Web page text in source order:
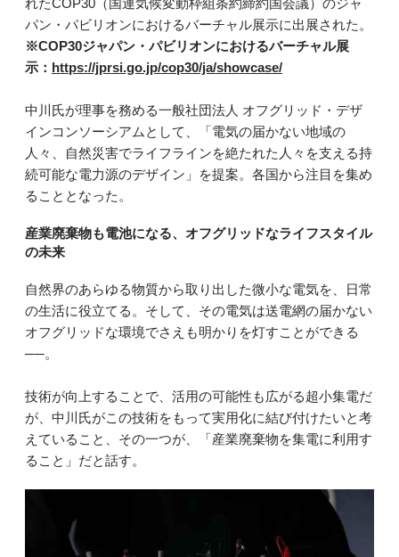
パン・パビリオンにおけるバーチャル展示に出展された。
※COP30ジャパン・パビリオンにおけるバーチャル展
示： https://jprsi.go.jp/cop30/ja/showcase/
中川氏が理事を務める一般社団法人 オフグリッド・デザ
インコンソーシアムとして、「電気の届かない地域の
人々、自然災害でライフラインを絶たれた人々を支える持
続可能な電力源のデザイン」を提案。各国から注目を集め
ることとなった。
産業廃棄物も電池になる、オフグリッドなライフスタイル
の未来
自然界のあらゆる物質から取り出した微小な電気を、日常
の生活に役立てる。そして、その電気は送電網の届かない
オフグリッドな環境でさえも明かりを灯すことができる
──。
技術が向上することで、活用の可能性も広がる超小集電だ
が、中川氏がこの技術をもって実用化に結び付けたいと考
えていること、その一つが、「産業廃棄物を集電に利用す
ること」だと話す。